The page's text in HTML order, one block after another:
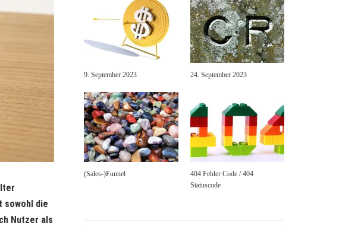
sowohl die
Nutzer als
9. September 2023 24. September 2023
(Sales-)Funnel
404 Fehler Code / 404
Statuscode